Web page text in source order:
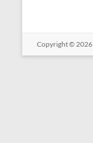
Copyright © 2026